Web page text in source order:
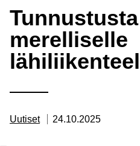
merelliselle
Kategoriat:
Uutiset Julkaistu:
24.10.2025